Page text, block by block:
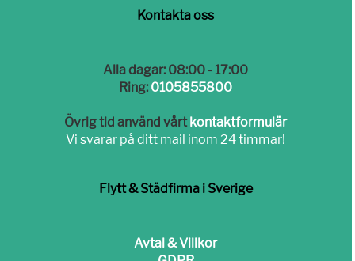
Kontakta oss
Alla dagar: 08:00 - 17:00
Ring: 0105855800
Övrig tid använd vårtkontaktformulär
Vi svarar på ditt mail inom 24 timmar!
Flytt & Städfirma i Sverige
Avtal & Villkor